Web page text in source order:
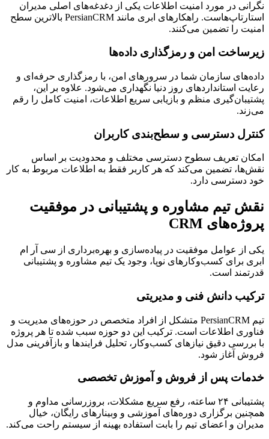
نگرانی در مورد امنیت اطلاعات یکی از دغدغه‌های اصلی مدیران
استارتاپ‌هاست. راهکارهای ابری مانند PersianCRM بالاترین سطح
امنیت را تضمین می‌کنند.
زیرساخت امن و رمزگذاری داده‌ها
داده‌های سازمان شما در سرورهای امن، با رمزگذاری حرفه‌ای و
رعایت استانداردهای روز دنیا نگهداری می‌شود. علاوه بر این،
پشتیبان‌گیری منظم و بازیابی سریع اطلاعات، امنیت کامل را رقم
می‌زند.
کنترل دسترسی و سطح‌بندی کاربران
امکان تعریف سطوح دسترسی مختلف و محدودیت بر اساس
نقش‌ها، تضمین می‌کند که هر کاربر فقط به اطلاعات مربوط به کار
خود دسترسی دارد.
نقش تیم مشاوره و پشتیبانی در موفقیت
پروژه‌های CRM
یکی از عوامل موفقیت در پیاده‌سازی و بهره‌برداری از سی آر ام
ابری برای کسب‌وکارهای نوپا، وجود یک تیم مشاوره و پشتیبانی
قدرتمند است.
ترکیب دانش فنی و مدیریتی
تیم PersianCRM متشکل از افراد متخصص در حوزه‌های مدیریت و
فناوری اطلاعات است. ترکیب این دو حوزه سبب شده تا هر پروژه
با بررسی دقیق نیازهای کسب‌وکار، تحلیل فرایندها و بازآفرینی مدل
فروش آغاز شود.
خدمات پس از فروش و آموزش تخصصی
پشتیبانی ۲۴ ساعته، رفع سریع مشکلات، بروزرسانی مداوم و
همچنین برگزاری دوره‌های آموزشی و وبینارهای رایگان، خیال
مدیران و اعضای تیم را بابت استفاده بهینه از سیستم راحت می‌کند.